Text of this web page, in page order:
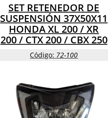
SET RETENEDOR DE
SUSPENSIÓN 37X50X11
HONDA XL 200 / XR
200 / CTX 200 / CBX 250
Código: 72-100